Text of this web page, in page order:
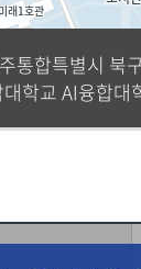
통합특별시 북
학교 AI융합대